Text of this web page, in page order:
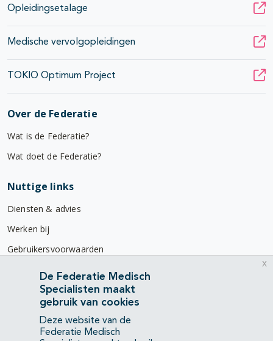
Opleidingsetalage
Medische vervolgopleidingen
TOKIO Optimum Project
Over de Federatie
Wat is de Federatie?
Wat doet de Federatie?
Nuttige links
Diensten & advies
Werken bij
Gebruikersvoorwaarden
Privacyverklaring
Contact
Mercatorlaan 1200
3528 BL Utrecht
De Federatie Medisch
Specialisten maakt
gebruik van cookies
Deze website van de
Federatie Medisch
x